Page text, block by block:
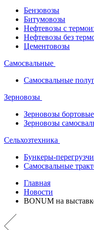
Бензовозы
Битумовозы
Нефтевозы с
Нефтевозы без
Цементовозы
Самосвальные
Самосвальные
Зерновозы
Зерновозы бортовые
Зерновозы
Сельхозтехника
Бункеры-
Самосвальные
Главная
Новости
BONUM на